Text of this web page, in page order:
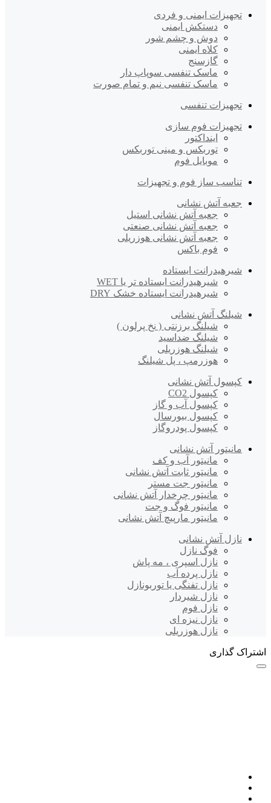
تجهیزات ایمنی و فردی
دستکش ایمنی
دوش و چشم شور
کلاه ایمنی
گازسنج
ماسک تنفسی سوپاپ دار
ماسک تنفسی نیم و تمام صورت
تجهیزات تنفسی
تجهیزات فوم سازی
اینداکتور
توربکس و مینی توربکس
موبایل فوم
تناسب ساز فوم و تجهیزات
جعبه آتش نشانی
جعبه آتش نشانی استیل
جعبه آتش نشانی صنعتی
جعبه آتش نشانی هوزریلی
فوم باکس
شیرهیدرانت ایستاده
شیرهیدرانت ایستاده تر یا WET
شیرهیدرانت ایستاده خشک DRY
شیلنگ آتش نشانی
شیلنگ برزنتی ( نخ پرلون )
شیلنگ ضداسید
شیلنگ هوزریلی
هوزرمپ ، پل شیلنگ
کپسول آتش نشانی
کپسول CO2
کپسول آب و گاز
کپسول بیورسال
کپسول پودروگاز
مانیتور آتش نشانی
مانیتور آب و کف
مانیتور ثابت آتش نشانی
مانیتور جت مستر
مانیتور چرخدار آتش نشانی
مانیتور فوگ و جت
مانیتور مارپیچ آتش نشانی
نازل آتش نشانی
فوگ نازل
نازل اسپری ، مه پاش
نازل پرده آب
نازل تفنگی یا توربونازل
نازل شیردار
نازل فوم
نازل نیزه ای
نازل هوزریلی
اشتراک گذاری